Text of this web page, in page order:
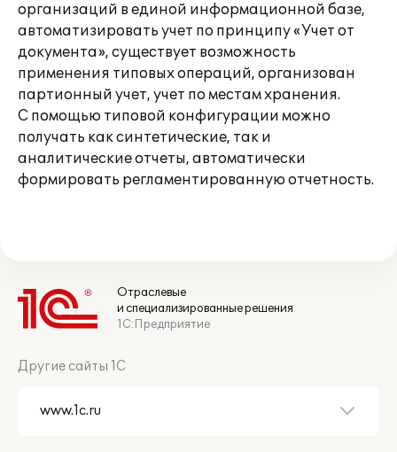
организаций в единой информационной базе,
автоматизировать учет по принципу «Учет от
документа», существует возможность
применения типовых операций, организован
партионный учет, учет по местам хранения.
С помощью типовой конфигурации можно
получать как синтетические, так и
аналитические отчеты, автоматически
формировать регламентированную отчетность.
Отраслевые
и специализированные решения
1С:Предприятие
Другие сайты 1С